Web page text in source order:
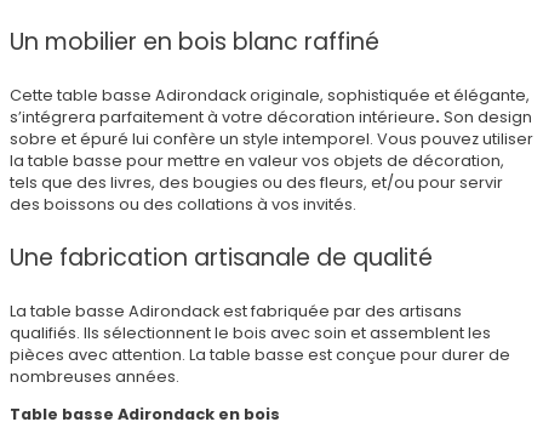
Un mobilier en bois blanc raffiné
Cette table basse Adirondack originale, sophistiquée et élégante,
s’intégrera parfaitement à votre décoration intérieure. Son design
sobre et épuré lui confère un style intemporel. Vous pouvez utiliser
la table basse pour mettre en valeur vos objets de décoration,
tels que des livres, des bougies ou des fleurs, et/ou pour servir
des boissons ou des collations à vos invités.
Une fabrication artisanale de qualité
La table basse Adirondack est fabriquée par des artisans
qualifiés. Ils sélectionnent le bois avec soin et assemblent les
pièces avec attention. La table basse est conçue pour durer de
nombreuses années.
Table basse Adirondack en bois